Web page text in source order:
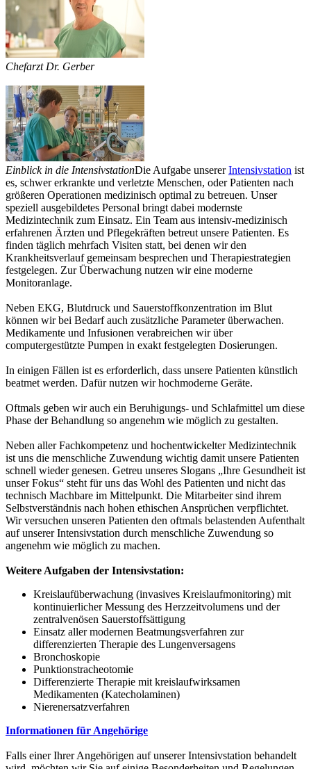
Chefarzt Dr. Gerber
Einblick in die IntensivstationDie Aufgabe unsererIntensivstation ist
es, schwer erkrankte und verletzte Menschen, oder Patienten nach
größeren Operationen medizinisch optimal zu betreuen. Unser
speziell ausgebildetes Personal bringt dabei modernste
Medizintechnik zum Einsatz. Ein Team aus intensiv-medizinisch
erfahrenen Ärzten und Pflegekräften betreut unsere Patienten. Es
finden täglich mehrfach Visiten statt, bei denen wir den
Krankheitsverlauf gemeinsam besprechen und Therapiestrategien
festgelegen. Zur Überwachung nutzen wir eine moderne
Monitoranlage.
Neben EKG, Blutdruck und Sauerstoffkonzentration im Blut
können wir bei Bedarf auch zusätzliche Parameter überwachen.
Medikamente und Infusionen verabreichen wir über
computergestützte Pumpen in exakt festgelegten Dosierungen.
In einigen Fällen ist es erforderlich, dass unsere Patienten künstlich
beatmet werden. Dafür nutzen wir hochmoderne Geräte.
Oftmals geben wir auch ein Beruhigungs- und Schlafmittel um diese
Phase der Behandlung so angenehm wie möglich zu gestalten.
Neben aller Fachkompetenz und hochentwickelter Medizintechnik
ist uns die menschliche Zuwendung wichtig damit unsere Patienten
schnell wieder genesen. Getreu unseres Slogans „Ihre Gesundheit ist
unser Fokus“ steht für uns das Wohl des Patienten und nicht das
technisch Machbare im Mittelpunkt. Die Mitarbeiter sind ihrem
Selbstverständnis nach hohen ethischen Ansprüchen verpflichtet.
Wir versuchen unseren Patienten den oftmals belastenden Aufenthalt
auf unserer Intensivstation durch menschliche Zuwendung so
angenehm wie möglich zu machen.
Weitere Aufgaben der Intensivstation:
Kreislaufüberwachung (invasives Kreislaufmonitoring) mit
kontinuierlicher Messung des Herzzeitvolumens und der
zentralvenösen Sauerstoffsättigung
Einsatz aller modernen Beatmungsverfahren zur
differenzierten Therapie des Lungenversagens
Bronchoskopie
Punktionstracheotomie
Differenzierte Therapie mit kreislaufwirksamen
Medikamenten (Katecholaminen)
Nierenersatzverfahren
Informationen für Angehörige
Falls einer Ihrer Angehörigen auf unserer Intensivstation behandelt